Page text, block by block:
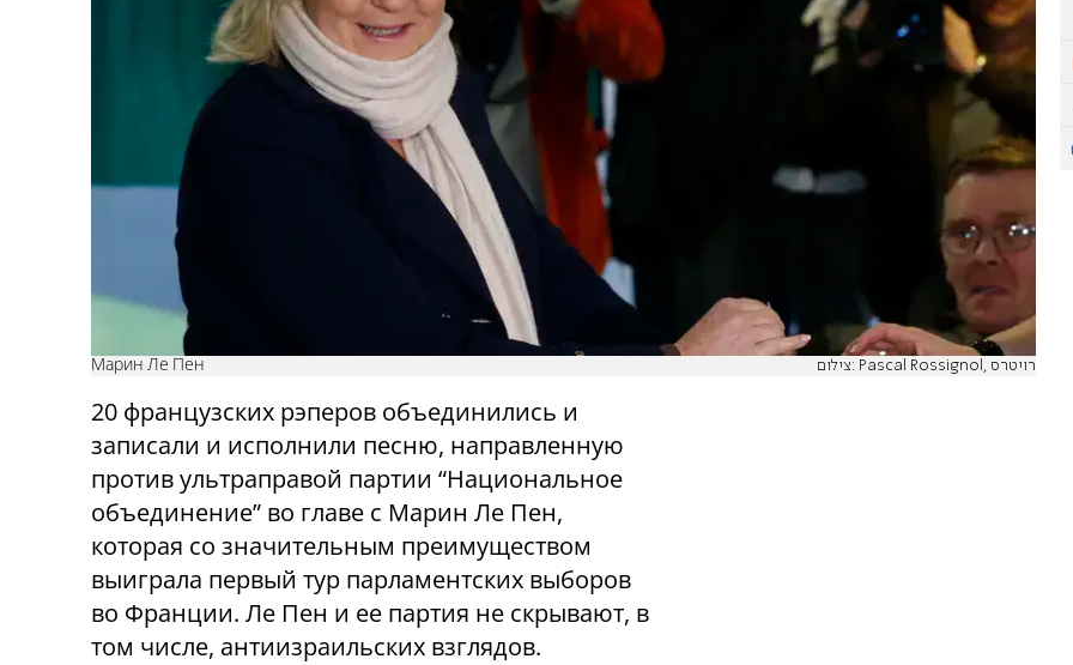
Марин Ле Пен צילום: Pascal Rossignol, רויטרס
20 французских рэперов объединились и
записали и исполнили песню, направленную
против ультраправой партии “Национальное
объединение” во главе с Марин Ле Пен,
которая со значительным преимуществом
выиграла первый тур парламентских выборов
во Франции. Ле Пен и ее партия не скрывают, в
том числе, антиизраильских взглядов.